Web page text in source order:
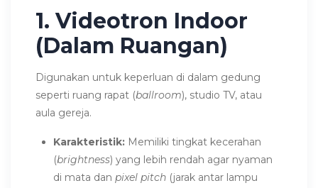
1. Videotron Indoor
(Dalam Ruangan)
Digunakan untuk keperluan di dalam gedung
seperti ruang rapat (ballroom), studio TV, atau
aula gereja.
Karakteristik: Memiliki tingkat kecerahan
(brightness) yang lebih rendah agar nyaman
di mata dan pixel pitch (jarak antar lampu